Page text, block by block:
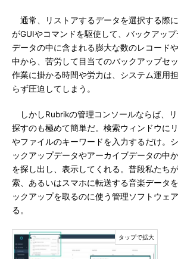
通常、リストアするデータを選択する際
がGUIやコマンドを駆使して、バックアッ
データの中に含まれる膨大な数のレコード
中から、苦労して目当てのバックアップセ
作業に掛かる時間や労力は、システム運用
らず圧迫してしまう。
しかしRubrikの管理コンソールならば、
探すのも極めて簡単だ。検索ウィンドウに
やファイルのキーワードを入力するだけ。
ックアップデータやアーカイブデータの中
を探し出し、表示してくれる。普段私たち
索、あるいはスマホに転送する音楽データ
ックアップを取るのに使う管理ソフトウェ
る。